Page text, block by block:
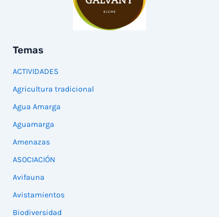
Temas
ACTIVIDADES
Agricultura tradicional
Agua Amarga
Aguamarga
Amenazas
ASOCIACIÓN
Avifauna
Avistamientos
Biodiversidad